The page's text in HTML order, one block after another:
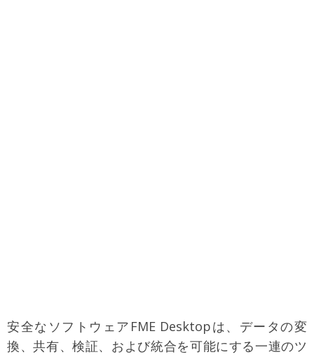
安全なソフトウェアFME Desktopは、データの変
換、共有、検証、および統合を可能にする一連のツ